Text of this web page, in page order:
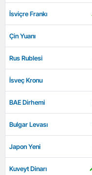
İsviçre Frankı
Çin Yuanı
Rus Rublesi
İsveç Kronu
BAE Dirhemi
Bulgar Levası
Japon Yeni
Kuveyt Dinarı